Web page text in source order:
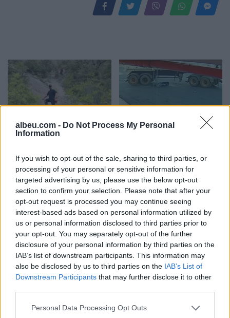
albeu.com - Do Not Process My Personal
Information
If you wish to opt-out of the sale, sharing to third parties, or
processing of your personal or sensitive information for
targeted advertising by us, please use the below opt-out
section to confirm your selection. Please note that after your
opt-out request is processed you may continue seeing
interest-based ads based on personal information utilized by
us or personal information disclosed to third parties prior to
your opt-out. You may separately opt-out of the further
disclosure of your personal information by third parties on the
IAB’s list of downstream participants. This information may
also be disclosed by us to third parties on the IAB’s List of
Downstream Participants that may further disclose it to other
Personal Data Processing Opt Outs
Gramsh, tre zjarre nën
terrene të vështira
Video/ Kamioni e përplas
vjeçarin që po kthehej nga
shkolla, i mituri shpëton
mrekullisht
SHBA: Bisedimet Oman-
Iran po avancojnë,
marrëveshja për lundrimin
në Hormuz pritet së
shpejti
Dita e tetë e protestës në
Divjakë, banorët
refuzojnë bashkimin me
Lushnjen